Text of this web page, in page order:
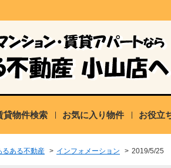
貸物件検索 お気に入り物件 お役立
るある不動産 > インフォメーション > 2019/5/25